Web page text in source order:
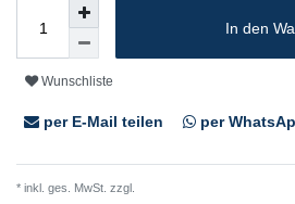
In den
Wunschliste
per E-Mail teilen per
* inkl. ges. MwSt. zzgl.